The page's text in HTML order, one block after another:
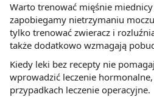
Warto trenować mięśnie
zapobiegamy nietrzymaniu
tylko trenować zwieracz i
także dodatkowo wzmagają
Kiedy leki bez recepty nie
wprowadzić leczenie
przypadkach leczenie operacyjne.